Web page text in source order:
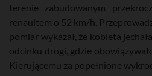
terenie zabudowanym
renaultem o 52 km/h.
pomiar wykazał, że kobieta
odcinku drogi, gdzie
Kierującemu za popełnione